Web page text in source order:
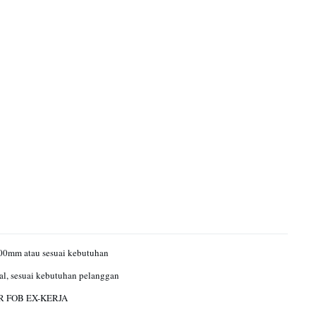
atau sesuai kebutuhan
sesuai kebutuhan pelanggan
FOB EX-KERJA